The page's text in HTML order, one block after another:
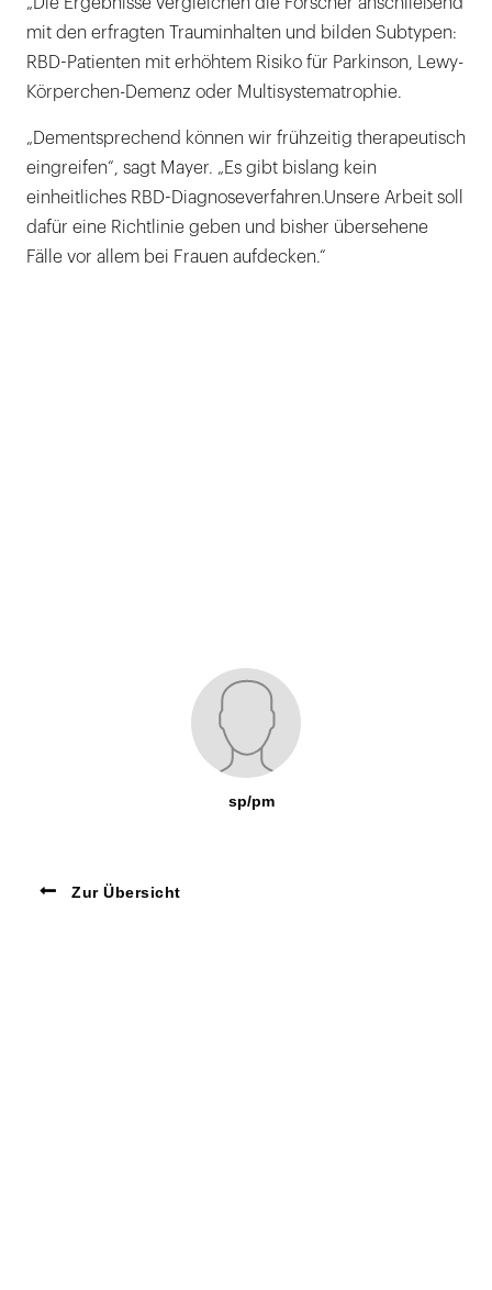
mit den erfragten Trauminhalten und bilden Subtypen:
RBD-Patienten mit erhöhtem Risiko für Parkinson, Lewy-
Körperchen-Demenz oder Multisystematrophie.
„Dementsprechend können wir frühzeitig therapeutisch
eingreifen“, sagt Mayer. „Es gibt bislang kein
einheitliches RBD-Diagnoseverfahren.Unsere Arbeit soll
dafür eine Richtlinie geben und bisher übersehene
Fälle vor allem bei Frauen aufdecken.“
sp/pm
Zur Übersicht